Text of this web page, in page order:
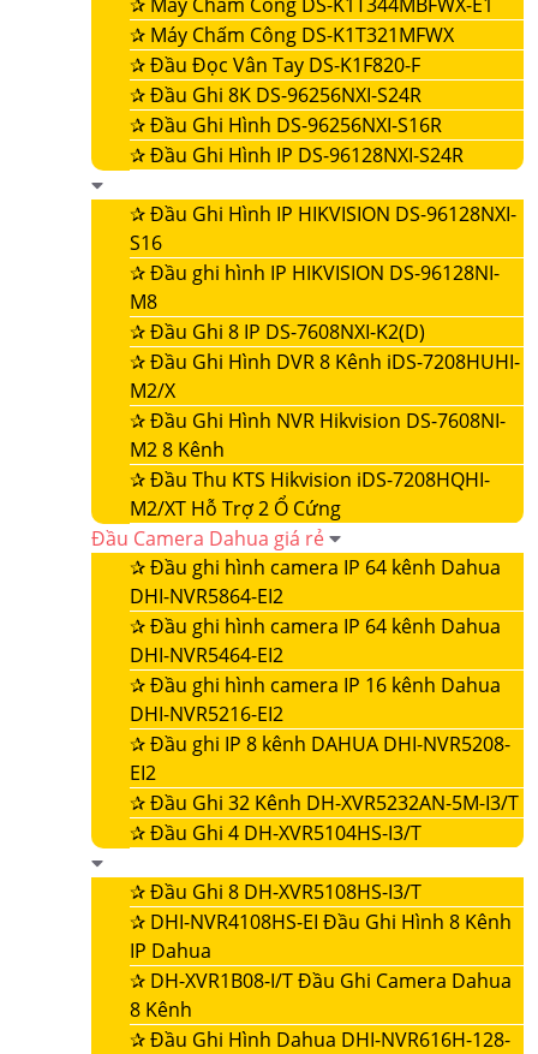
✰ Máy Chấm Công DS-K1T321MFWX
✰Đầu Đọc Vân Tay DS-K1F820-F
✰Đầu Ghi 8K DS-96256NXI-S24R
✰Đầu Ghi Hình DS-96256NXI-S16R
✰Đầu Ghi Hình IP DS-96128NXI-S24R
✰Đầu Ghi Hình IP HIKVISION DS-96128NXI-
S16
✰Đầu ghi hình IP HIKVISION DS-96128NI-
M8
✰Đầu Ghi 8 IP DS-7608NXI-K2(D)
✰Đầu Ghi Hình DVR 8 Kênh iDS-7208HUHI-
M2/X
✰Đầu Ghi Hình NVR Hikvision DS-7608NI-
M2 8 Kênh
✰Đầu Thu KTS Hikvision iDS-7208HQHI-
M2/XT Hỗ Trợ 2 Ổ Cứng
Đầu Camera Dahua giá rẻ
✰Đầu ghi hình camera IP 64 kênh Dahua
DHI-NVR5864-EI2
✰Đầu ghi hình camera IP 64 kênh Dahua
DHI-NVR5464-EI2
✰Đầu ghi hình camera IP 16 kênh Dahua
DHI-NVR5216-EI2
✰Đầu ghi IP 8 kênh DAHUA DHI-NVR5208-
EI2
✰Đầu Ghi 32 Kênh DH-XVR5232AN-5M-I3/T
✰Đầu Ghi 4 DH-XVR5104HS-I3/T
✰Đầu Ghi 8 DH-XVR5108HS-I3/T
✰ DHI-NVR4108HS-EI Đầu Ghi Hình 8 Kênh
IP Dahua
✰ DH-XVR1B08-I/T Đầu Ghi Camera Dahua
8 Kênh
✰Đầu Ghi Hình Dahua DHI-NVR616H-128-